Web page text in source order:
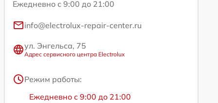
Ежедневно с 9:00 до 21:00
info@electrolux-repair-center.ru
ул. Энгельса, 75
Адрес сервисного центра Electrolux
Режим работы:
Ежедневно с 9:00 до 21:00